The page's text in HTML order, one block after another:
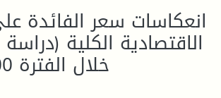
انعكاسات سعر الفائدة
الاقتصادية الكلية (دراسة
خلال الفترة 2000-2020)